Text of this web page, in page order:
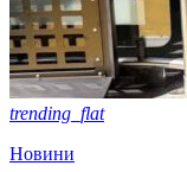
trending_flat
Новини